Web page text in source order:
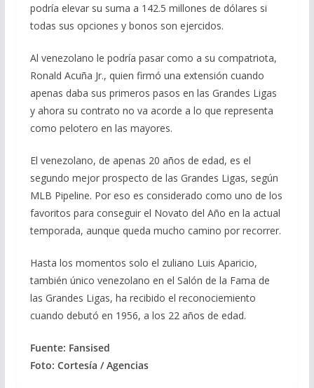
podría elevar su suma a 142.5 millones de dólares si
todas sus opciones y bonos son ejercidos.
Al venezolano le podría pasar como a su compatriota,
Ronald Acuña Jr., quien firmó una extensión cuando
apenas daba sus primeros pasos en las Grandes Ligas
y ahora su contrato no va acorde a lo que representa
como pelotero en las mayores.
El venezolano, de apenas 20 años de edad, es el
segundo mejor prospecto de las Grandes Ligas, según
MLB Pipeline. Por eso es considerado como uno de los
favoritos para conseguir el Novato del Año en la actual
temporada, aunque queda mucho camino por recorrer.
Hasta los momentos solo el zuliano Luis Aparicio,
también único venezolano en el Salón de la Fama de
las Grandes Ligas, ha recibido el reconociemiento
cuando debutó en 1956, a los 22 años de edad.
Fuente: Fansised
Foto: Cortesía / Agencias